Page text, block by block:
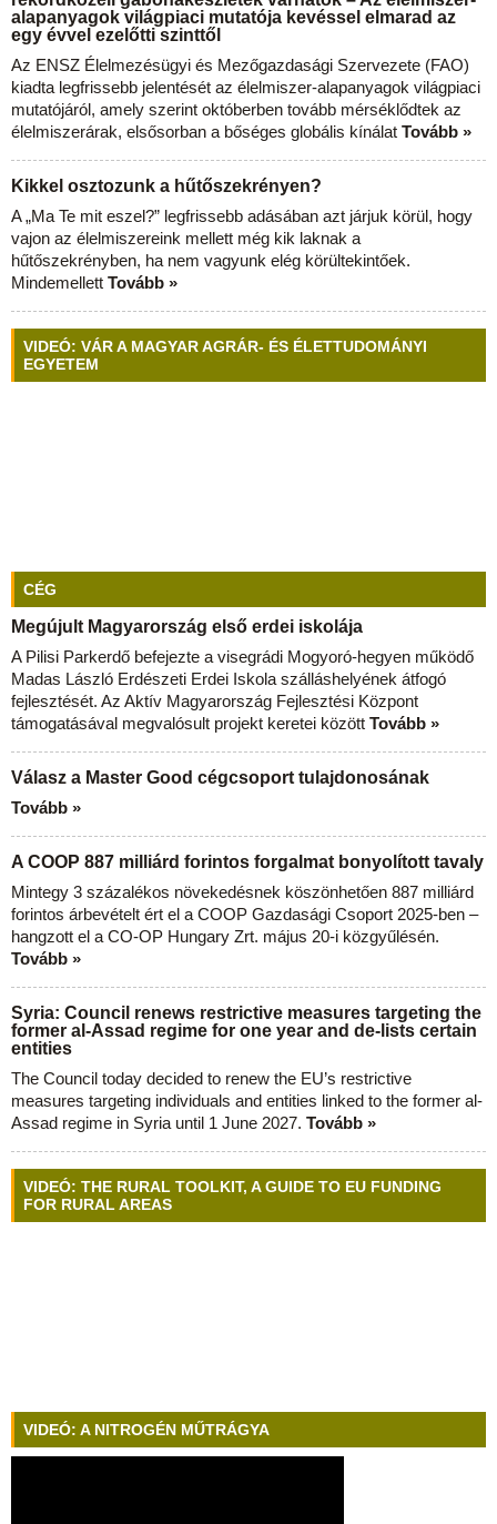
alapanyagok világpiaci mutatója kevéssel elmarad az
egy évvel ezelőtti szinttől
Az ENSZ Élelmezésügyi és Mezőgazdasági Szervezete (FAO)
kiadta legfrissebb jelentését az élelmiszer-alapanyagok világpiaci
mutatójáról, amely szerint októberben tovább mérséklődtek az
élelmiszerárak, elsősorban a bőséges globális kínálat Tovább »
Kikkel osztozunk a hűtőszekrényen?
A „Ma Te mit eszel?” legfrissebb adásában azt járjuk körül, hogy
vajon az élelmiszereink mellett még kik laknak a
hűtőszekrényben, ha nem vagyunk elég körültekintőek.
Mindemellett Tovább »
VIDEÓ: VÁR A MAGYAR AGRÁR- ÉS ÉLETTUDOMÁNYI
EGYETEM
CÉG
Megújult Magyarország első erdei iskolája
A Pilisi Parkerdő befejezte a visegrádi Mogyoró-hegyen működő
Madas László Erdészeti Erdei Iskola szálláshelyének átfogó
fejlesztését. Az Aktív Magyarország Fejlesztési Központ
támogatásával megvalósult projekt keretei között Tovább »
Válasz a Master Good cégcsoport tulajdonosának
Tovább »
A COOP 887 milliárd forintos forgalmat bonyolított tavaly
Mintegy 3 százalékos növekedésnek köszönhetően 887 milliárd
forintos árbevételt ért el a COOP Gazdasági Csoport 2025-ben –
hangzott el a CO-OP Hungary Zrt. május 20-i közgyűlésén.
Tovább »
Syria: Council renews restrictive measures targeting the
former al-Assad regime for one year and de-lists certain
entities
The Council today decided to renew the EU’s restrictive
measures targeting individuals and entities linked to the former al-
Assad regime in Syria until 1 June 2027. Tovább »
VIDEÓ: THE RURAL TOOLKIT, A GUIDE TO EU FUNDING
FOR RURAL AREAS
VIDEÓ: A NITROGÉN MŰTRÁGYA